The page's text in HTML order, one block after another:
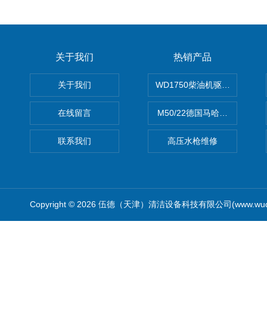
关于我们
关于我们
在线留言
联系我们
热销产品
WD1750柴油机驱动高压清洗
M50/22德国马哈高压清洗机
高压水枪维修
Copyright © 2026 伍德（天津）清洁设备科技有限公司